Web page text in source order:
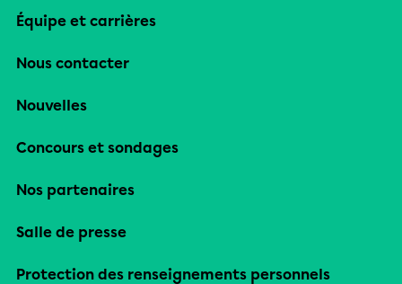
Équipe et carrières
Nous contacter
Nouvelles
Concours et sondages
Nos partenaires
Salle de presse
Protection des renseignements personnels